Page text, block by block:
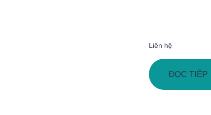
Liên hệ
ĐỌC TIẾP